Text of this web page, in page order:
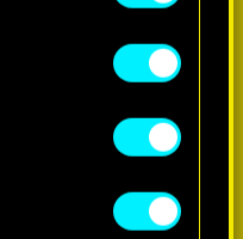
les détails sur notre
ci-